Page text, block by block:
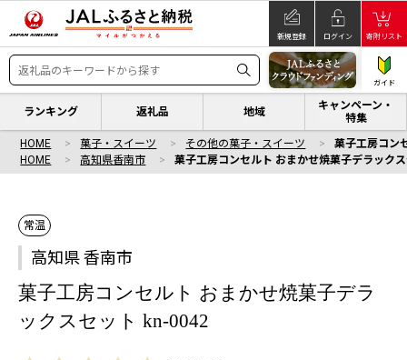
新規登録 ログイン 寄附リスト
ガイド
ランキング 返礼品 地域
キャンペーン・
特集
HOME 菓子・スイーツ その他の菓子・スイーツ
菓子工房コン
HOME
高知県香南市 菓子工房コンセルト おまかせ焼菓子デラック
常温
高知県 香南市
菓子工房コンセルト おまかせ焼菓子デラ
ックスセット kn-0042